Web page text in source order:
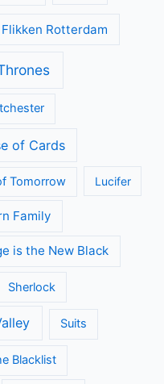
Flikken Rotterdam
of Cards
Tomorrow Lucifer
Family
is the New Black
Sherlock
Suits
Blacklist